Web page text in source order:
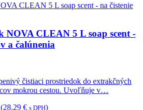
NOVA CLEAN 5 L soap scent -
a čalúnenia
čistiaci prostriedok do extrakčných
mokrou cestou. Uvoľňuje v…
(28.29 € s DPH)